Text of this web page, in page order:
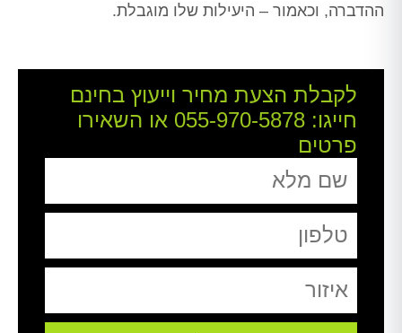
ההדברה, וכאמור – היעילות שלו מוגבלת.
לקבלת הצעת מחיר וייעוץ בחינם
חייגו: 055-970-5878 או השאירו
פרטים